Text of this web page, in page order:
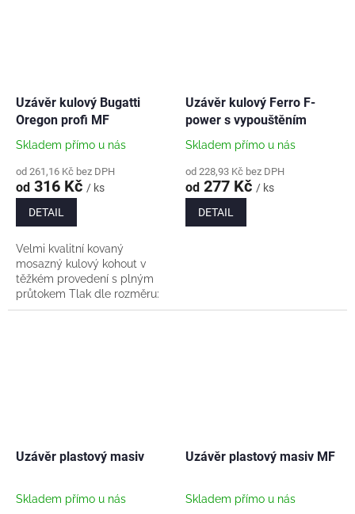
Uzávěr kulový Bugatti
Oregon profi MF
Skladem přímo u nás
od 261,16 Kč bez DPH
od 316 Kč / ks
DETAIL
Velmi kvalitní kovaný
mosazný kulový kohout v
těžkém provedení s plným
průtokem Tlak dle rozměru:
- 1/2" PN64 - 3/4" a
Uzávěr kulový Ferro F-
power s vypouštěním
Skladem přímo u nás
od 228,93 Kč bez DPH
od 277 Kč / ks
DETAIL
Uzávěr plastový masiv
Skladem přímo u nás
Uzávěr plastový masiv MF
Skladem přímo u nás